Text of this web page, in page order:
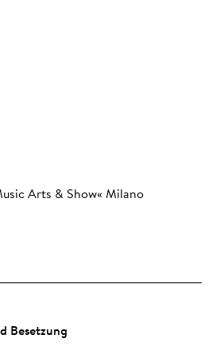
Arts & Show« Milano
Besetzung